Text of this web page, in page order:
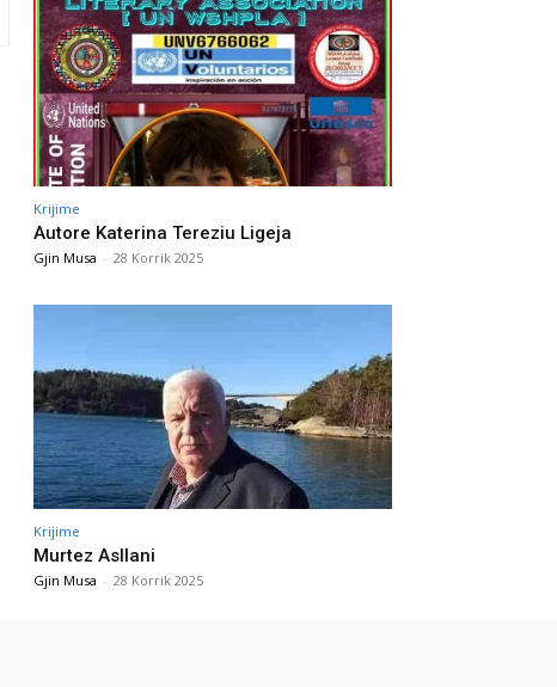
Krijime
Autore Katerina Tereziu Ligeja
Gjin Musa - 28 Korrik 2025
Krijime
Murtez Asllani
Gjin Musa - 28 Korrik 2025